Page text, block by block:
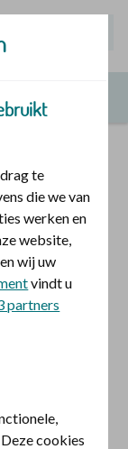
geprikkeld.
concentratie te
kunt u een
vanuit
te
die we van
werken en
website,
wij uw
vindt u
partners
cookies